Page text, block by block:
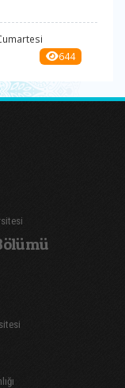
644